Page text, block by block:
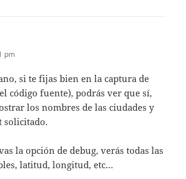
pm
si te fijas bien en la captura de
código fuente), podrás ver que sí,
los nombres de las ciudades y
solicitado.
la opción de debug, verás todas las
latitud, longitud, etc…